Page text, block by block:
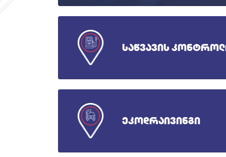
საწვავის
ეკოდრაივინგი